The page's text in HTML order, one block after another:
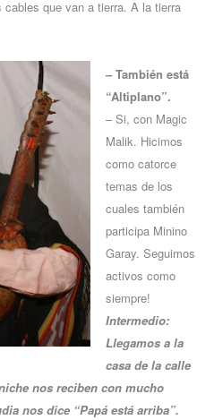
que van a tierra. A la tierra
– También está
“Altiplano”.
– Si, con Magic
Malik. Hicimos
como catorce
temas de los
cuales también
participa Minino
Garay. Seguimos
activos como
siempre!
Intermedio:
Llegamos a la
casa de la calle
nos reciben con mucho
nos dice “Papá está arriba”.